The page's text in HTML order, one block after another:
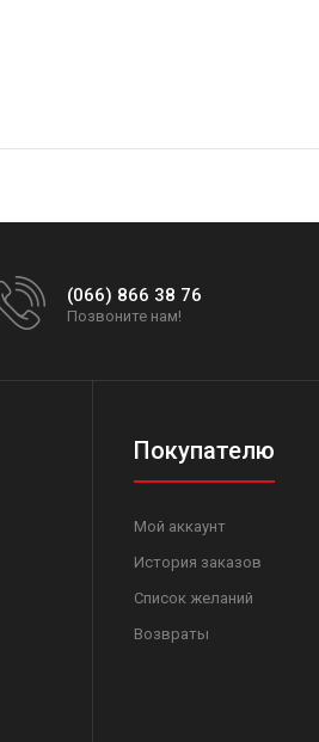
(066) 866 38 76
Позвоните нам!
Покупателю
Мой аккаунт
История заказов
Список желаний
Возвраты